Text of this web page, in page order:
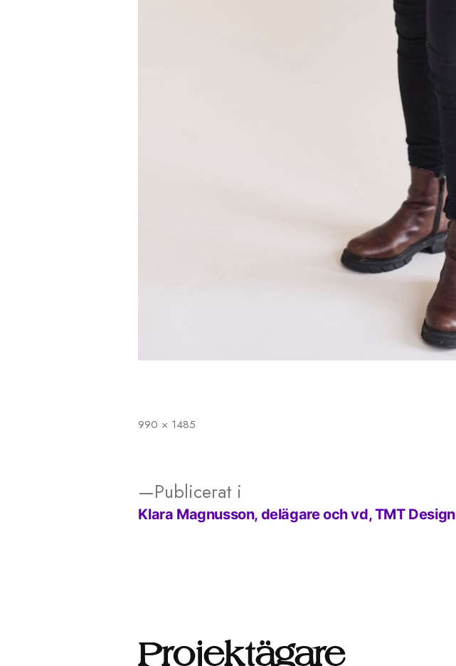
Full
990 × 1485
Inläggsnavigering
Publicerat i
Klara Magnusson, delägare och vd, TMT Design
Projektägare